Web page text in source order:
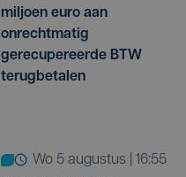
miljoen euro aan
onrechtmatig
gerecupereerde BTW
terugbetalen
wo 5 augustus | 16:55